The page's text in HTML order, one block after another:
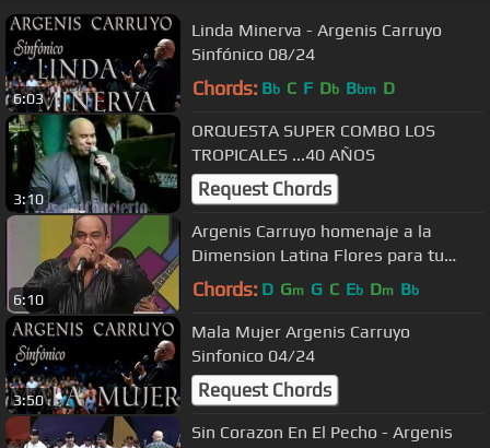
6:03
Linda Minerva - Argenis Carruyo
Sinfónico 08/24
Chords: Bb C F Db Bbm D
3:10
ORQUESTA SUPER COMBO LOS
TROPICALES ...40 AÑOS
Request Chords
6:10
Argenis Carruyo homenaje a la
Dimension Latina Flores para tu
altar
Chords: D Gm G C Eb Dm Bb
3:50
Mala Mujer Argenis Carruyo
Sinfonico 04/24
Request Chords
Sin Corazon En El Pecho - Argenis